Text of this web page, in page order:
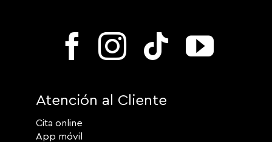
Atención al Cliente
Cita online
App móvil